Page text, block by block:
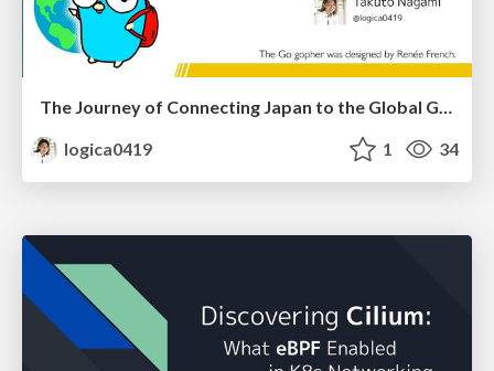
The Journey of Connecting Japan to the Global Go Community
logica0419
1 34